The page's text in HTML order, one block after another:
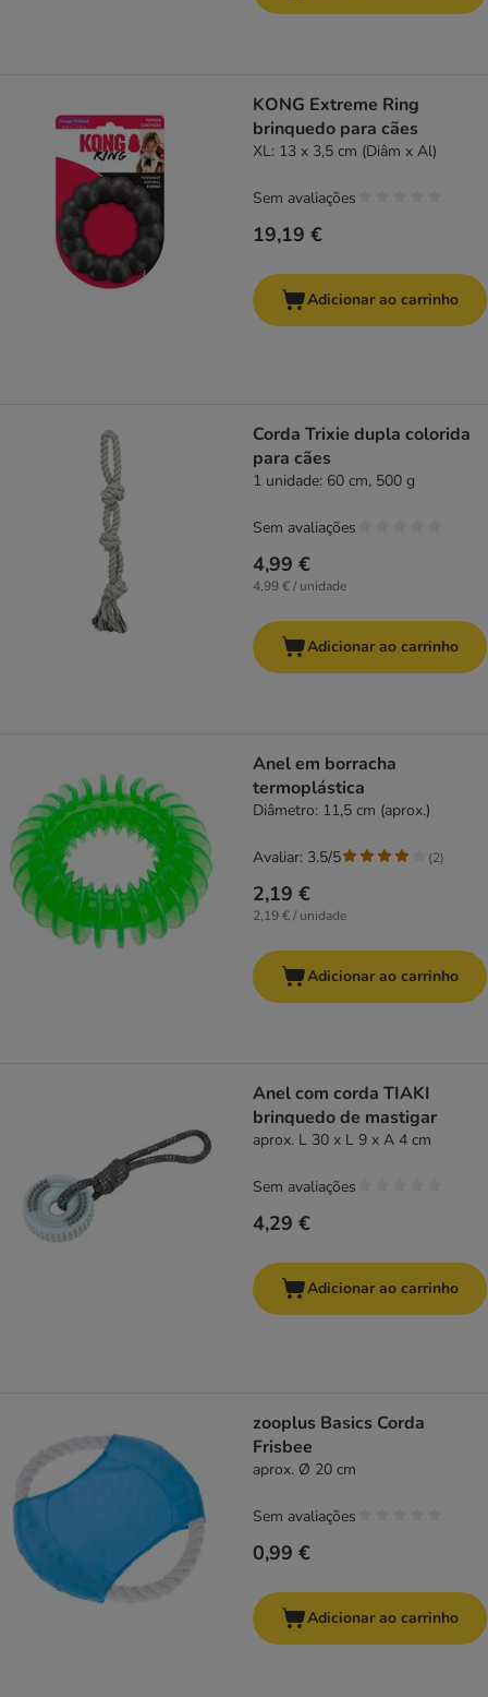
KONG Extreme Ring
brinquedo para cães
XL: 13 x 3,5 cm (Diâm x Al)
19,19 €
Sem avaliações
Adicionar ao carrinho
Corda Trixie dupla colorida
para cães
1 unidade: 60 cm, 500 g
4,99 €
4,99 € / unidade
Sem avaliações
Adicionar ao carrinho
Anel em borracha
termoplástica
Diâmetro: 11,5 cm (aprox.)
2,19 €
2,19 € / unidade
Avaliar: 3.5/5 (2)
Adicionar ao carrinho
Anel com corda TIAKI
brinquedo de mastigar
aprox. L 30 x L 9 x A 4 cm
4,29 €
Sem avaliações
Adicionar ao carrinho
zooplus Basics Corda
Frisbee
aprox. Ø 20 cm
0,99 €
Sem avaliações
Adicionar ao carrinho